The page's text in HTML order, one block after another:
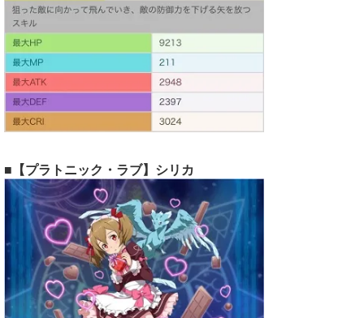
■【プラトニック・ラブ】シリカ